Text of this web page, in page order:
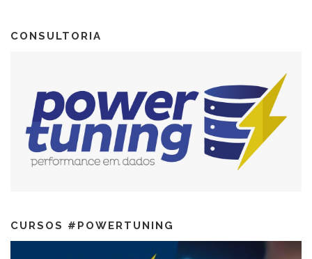
CONSULTORIA
CURSOS #POWERTUNING